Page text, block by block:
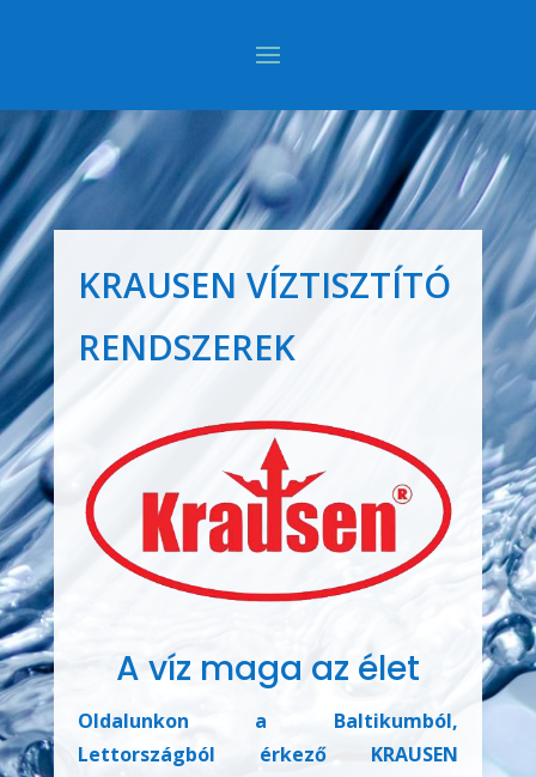
KRAUSEN VÍZTISZTÍTÓ
RENDSZEREK
A víz maga az élet
Oldalunkon a Baltikumból,
Lettországból érkező KRAUSEN